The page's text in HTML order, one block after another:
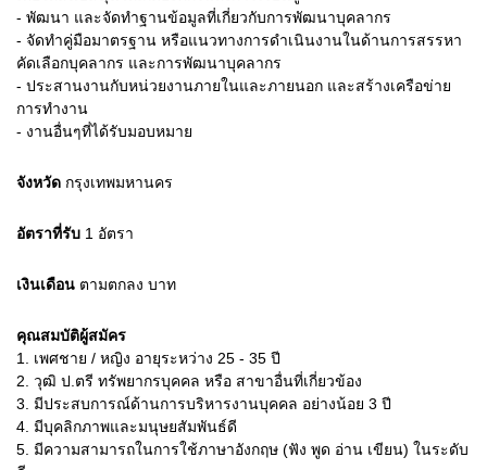
- พัฒนา และจัดทำฐานข้อมูลที่เกี่ยวกับการพัฒนาบุคลากร
- จัดทำคู่มือมาตรฐาน หรือแนวทางการดำเนินงานในด้านการสรรหา
คัดเลือกบุคลากร และการพัฒนาบุคลากร
- ประสานงานกับหน่วยงานภายในและภายนอก และสร้างเครือข่าย
การทำงาน
- งานอื่นๆที่ได้รับมอบหมาย
จังหวัด กรุงเทพมหานคร
อัตราที่รับ 1 อัตรา
เงินเดือน ตามตกลง บาท
คุณสมบัติผู้สมัคร
1.
เพศชาย / หญิง อายุระหว่าง 25 - 35 ปี
2. วุฒิ ป.ตรี ทรัพยากรบุคคล หรือ สาขาอื่นที่เกี่ยวข้อง
3. มีประสบการณ์ด้านการบริหารงานบุคคล อย่างน้อย 3 ปี
4. มีบุคลิกภาพและมนุษยสัมพันธ์ดี
5. มีความสามารถในการใช้ภาษาอังกฤษ (ฟัง พูด อ่าน เขียน) ในระดับ